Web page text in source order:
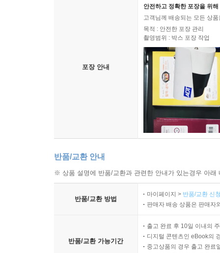
포장 안내
안전하고 정확한 포장을 위
고객님께 배송되는 모든 상
목적 : 안전한 포장 관리
촬영범위 : 박스 포장 작업
반품/교환 안내
※ 상품 설명에 반품/교환과 관련한 안내가 있는경우 아
반품/교환 방법
마이페이지 > 반품/교환 신
판매자 배송 상품은 판매자
반품/교환 가능기간
출고 완료 후 10일 이내의
디지털 콘텐츠인 eBook의
중고상품의 경우 출고 완료